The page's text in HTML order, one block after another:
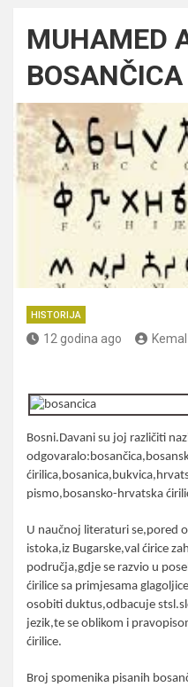
MUHAMED
BOSANČICA
HISTORIJA
12 godina ago
Bosni.Davani su joj različiti
pismo,bosansko-hrvatska
U naučnoj literaturi se,pored
istoka,iz Bugarske,val ćirice
područja,gdje se razvio u
ćirilice sa primjesama
osobiti duktus,odbacuje
jezik,te se oblikom i
ćirilice.
Broj spomenika pisanih